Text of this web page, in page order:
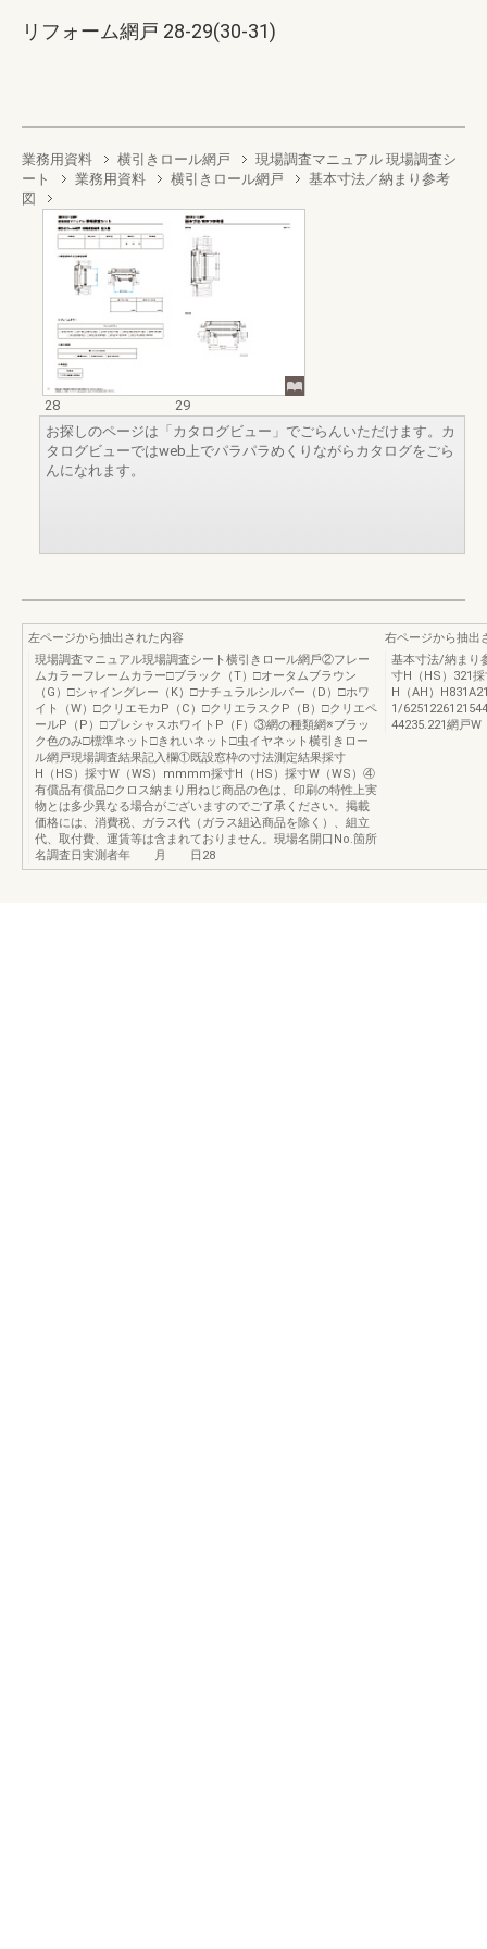
リフォーム網戸 28-29(30-31)
業務用資料 横引きロール網戸
現場調査マニュアル 現場調査シ
ート
業務用資料 横引きロール網戸
基本寸法／納まり参考
図
28
29
お探しのページは「カタログビュー」でごらんいただけます。カ
タログビューではweb上でパラパラめくりながらカタログをごら
んになれます。
左ページから抽出された内容
現場調査マニュアル現場調査シート横引きロール網⼾②フレー
ムカラーフレームカラー□ブラック（T）□オータムブラウン
（G）□シャイングレー（K）□ナチュラルシルバー（D）□ホワ
イト（W）□クリエモカP（C）□クリエラスクP（B）□クリエペ
ールP（P）□プレシャスホワイトP（F）③網の種類網※ブラッ
ク色のみ□標準ネット□きれいネット□虫イヤネット横引きロー
ル網戸現場調査結果記入欄①既設窓枠の寸法測定結果採寸
H（HS）採寸W（WS）mmmm採寸H（HS）採寸W（WS）④
有償品有償品□クロス納まり用ねじ商品の色は、印刷の特性上実
物とは多少異なる場合がございますのでご了承ください。掲載
価格には、消費税、ガラス代（ガラス組込商品を除く）、組立
代、取付費、運賃等は含まれておりません。現場名開口No.箇所
名調査日実測者年 月 日28
右ページから抽出
基本⼨法/納まり
寸H（HS）321
H（AH）
1/
44235.221網戸W